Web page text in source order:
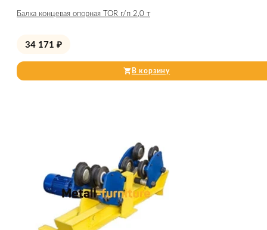
Балка концевая опорная TOR г/п 2,0 т
34 171 ₽
В корзину